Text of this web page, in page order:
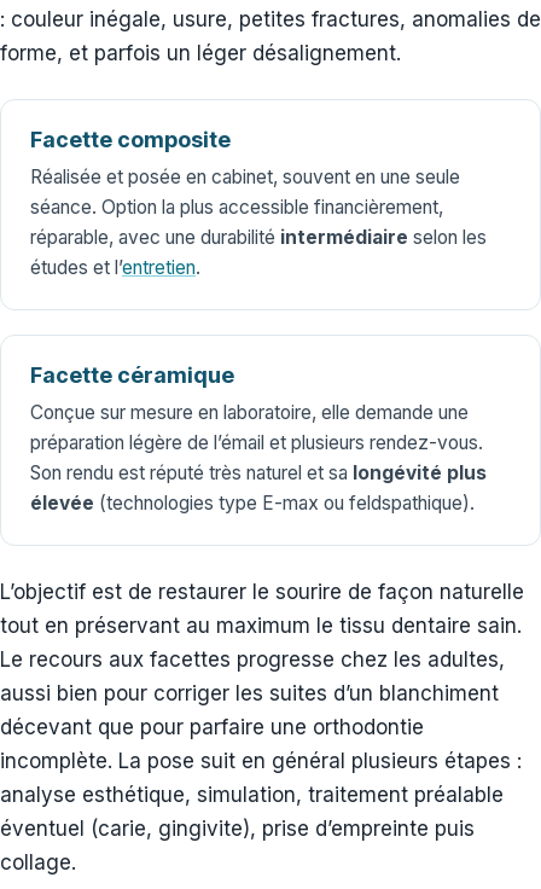
: couleur inégale, usure, petites fractures, anomalies de
forme, et parfois un léger désalignement.
Facette composite
Réalisée et posée en cabinet, souvent en une seule
séance. Option la plus accessible financièrement,
réparable, avec une durabilité intermédiaire selon les
études et l’entretien.
Facette céramique
Conçue sur mesure en laboratoire, elle demande une
préparation légère de l’émail et plusieurs rendez-vous.
Son rendu est réputé très naturel et sa longévité plus
élevée (technologies type E-max ou feldspathique).
L’objectif est de restaurer le sourire de façon naturelle
tout en préservant au maximum le tissu dentaire sain.
Le recours aux facettes progresse chez les adultes,
aussi bien pour corriger les suites d’un blanchiment
décevant que pour parfaire une orthodontie
incomplète. La pose suit en général plusieurs étapes :
analyse esthétique, simulation, traitement préalable
éventuel (carie, gingivite), prise d’empreinte puis
collage.